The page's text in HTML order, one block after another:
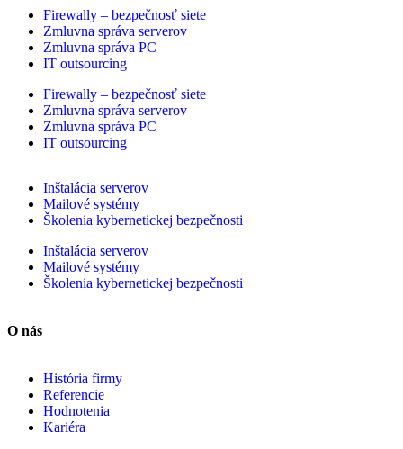
Firewally – bezpečnosť siete
Zmluvna správa serverov
Zmluvna správa PC
IT outsourcing
Firewally – bezpečnosť siete
Zmluvna správa serverov
Zmluvna správa PC
IT outsourcing
Inštalácia serverov
Mailové systémy
Školenia kybernetickej bezpečnosti
Inštalácia serverov
Mailové systémy
Školenia kybernetickej bezpečnosti
O nás
História firmy
Referencie
Hodnotenia
Kariéra